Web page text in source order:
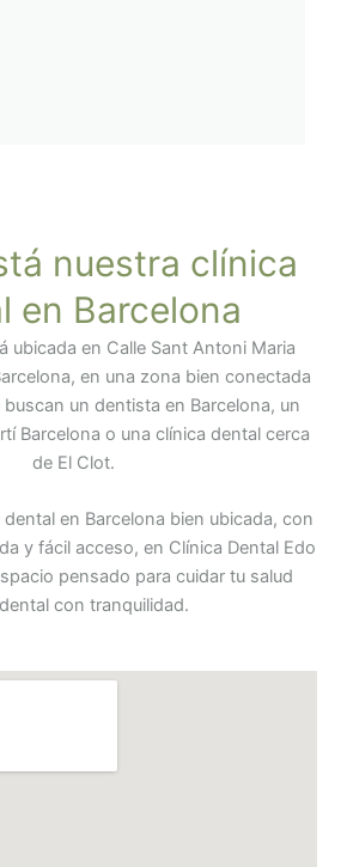
nuestra clínica
en Barcelona
ubicada en Calle Sant Antoni Maria
en una zona bien conectada
un dentista en Barcelona, un
Barcelona o una clínica dental cerca
de El Clot.
en Barcelona bien ubicada, con
y fácil acceso, en Clínica Dental Edo
pensado para cuidar tu salud
con tranquilidad.